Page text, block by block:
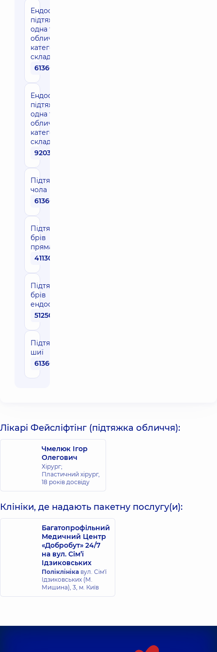
Ендоскопічна
підтяжка
одна третина
обличчя 1
категорії
складності
61360 грн
Ендоскопічна
підтяжка
одна третина
обличчя 2
категорії
складності
92030 грн
Підтяжка
чола
61360 грн
Підтяжка
брів
пряма
41130 грн
Підтяжка
брів
ендоскопічна
51250 грн
Підтяжка
шиї
61360 грн
Лікарі Фейсліфтінг (підтяжка обличчя):
Чмелюк Ігор
Олегович
Хірург;
Пластичний хірург,
18 років досвіду
Клініки, де надають пакетну послугу(и):
Багатопрофільний
Медичний Центр
«Добробут» 24/7
на вул. Сім’ї
Ідзиковських
Поліклініка вул. Сім'ї
Ідзиковських (М.
Мишина), 3, м. Київ